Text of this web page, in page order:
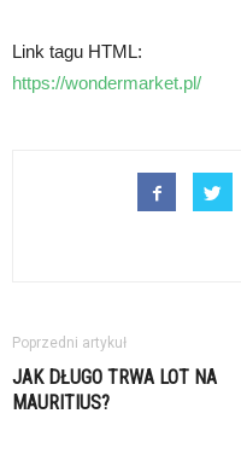
Link tagu HTML:
https://wondermarket.pl/
Poprzedni artykuł
JAK DŁUGO TRWA LOT NA
MAURITIUS?